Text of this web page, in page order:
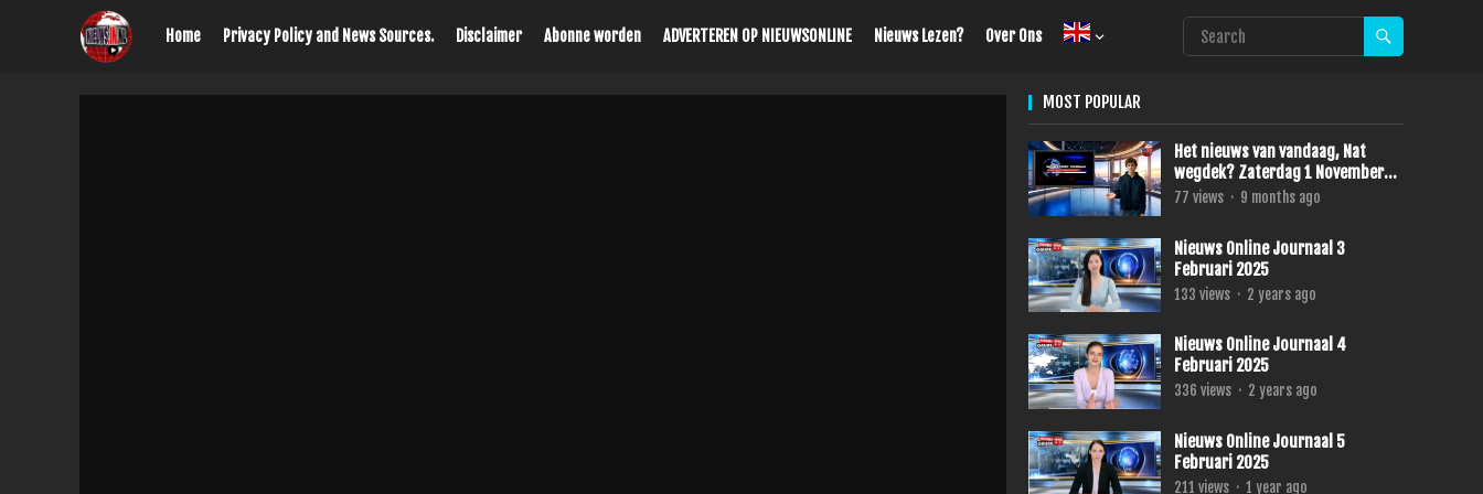
Home Privacy Policy and News Sources. Disclaimer Abonne worden ADVERTEREN OP NIEUWSONLINE Nieuws Lezen? Over Ons
MOST POPULAR
Het nieuws van vandaag, Nat
wegdek? Zaterdag 1 November
2025
77 views · 9 months ago
Nieuws Online Journaal 3
Februari 2025
133 views · 2 years ago
Nieuws Online Journaal 4
Februari 2025
336 views · 2 years ago
Nieuws Online Journaal 5
Februari 2025
211 views · 1 year ago